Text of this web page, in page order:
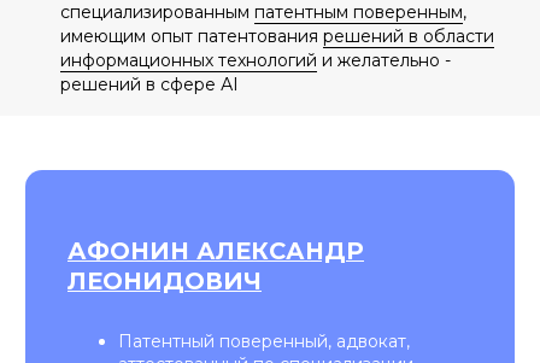
специализированным патентным поверенным,
имеющим опыт патентования решений в области
информационных технологий и желательно -
решений в сфере АI